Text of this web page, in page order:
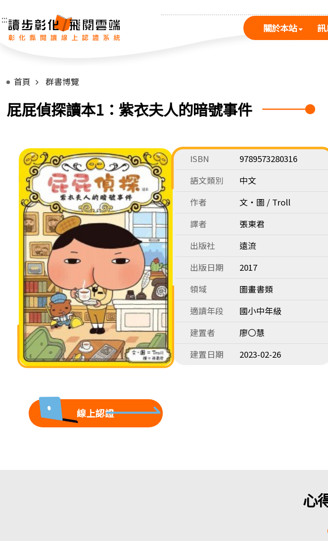
:::
關於本站(按
空
選
訊
首頁 群書博覽
屁屁偵探讀本1：紫衣夫人的暗號事件
線上認證
ISBN
9789573280316
語文類別
中文
作者
文‧圖 / Troll
譯者
張東君
出版社
遠流
出版日期
2017
領域
圖畫書類
適讀年段
國小中年級
建置者
廖〇慧
建置日期
2023-02-26
心